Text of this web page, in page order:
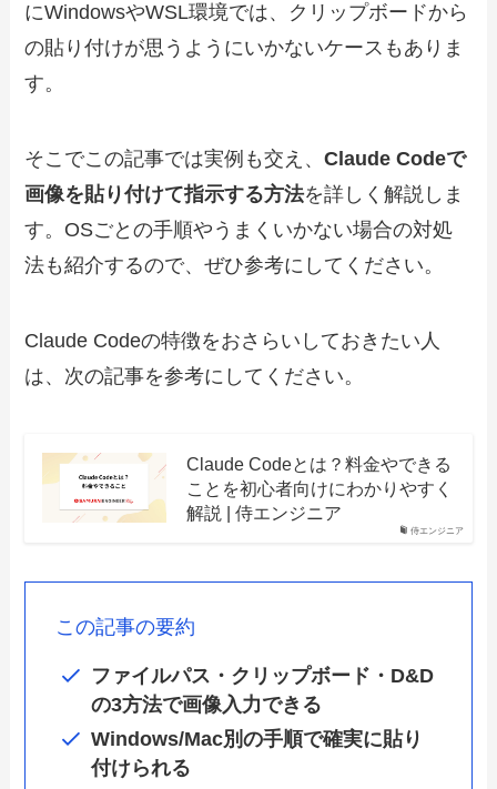
にWindowsやWSL環境では、クリップボードから
の貼り付けが思うようにいかないケースもありま
す。
そこでこの記事では実例も交え、Claude Codeで
画像を貼り付けて指示する方法を詳しく解説しま
す。OSごとの手順やうまくいかない場合の対処
法も紹介するので、ぜひ参考にしてください。
Claude Codeの特徴をおさらいしておきたい人
は、次の記事を参考にしてください。
侍エンジニア
Claude Codeとは？料金やできる
ことを初心者向けにわかりやすく
解説 | 侍エンジニア
この記事の要約
ファイルパス・クリップボード・D&D
の3方法で画像入力できる
Windows/Mac別の手順で確実に貼り
付けられる